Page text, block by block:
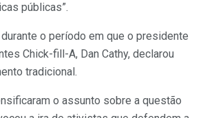
públicas”.
o período em que o presidente
Chick-fill-A, Dan Cathy, declarou
tradicional.
o assunto sobre a questão